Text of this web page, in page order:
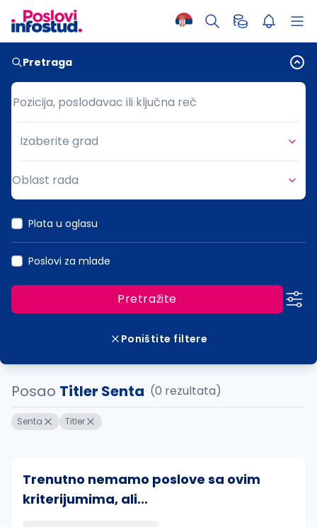
Pretraga
Pozicija, poslodavac ili ključna reč
Pozicija, poslodavac ili ključna reč
Grad
Izaberite grad
Oblast rada
Plata u oglasu
Poslovi za mlade
Pretražite
Poništite filtere
Posao Titler Senta (0 rezultata)
Senta Titler
Trenutno nemamo poslove sa ovim
kriterijumima, ali...